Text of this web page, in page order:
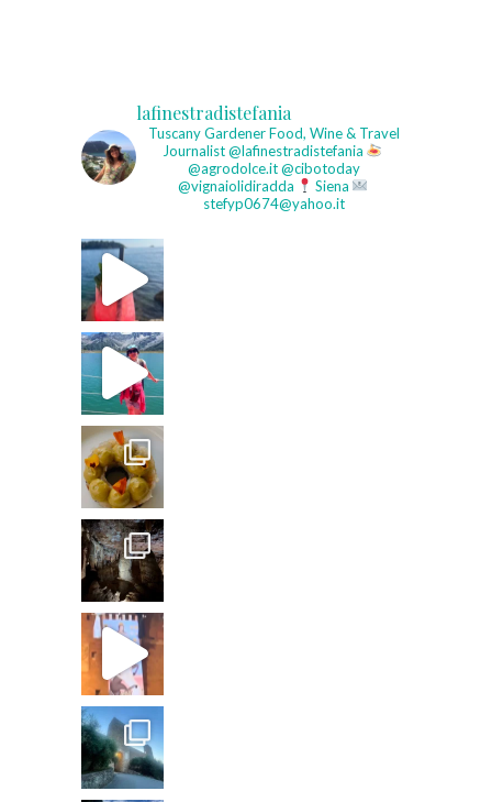
lafinestradistefania
Tuscany GardenerFood, Wine & Travel
Journalist@lafinestradistefania
@agrodolce.it @cibotoday
@vignaiolidiradda
Siena
stefyp0674@yahoo.it